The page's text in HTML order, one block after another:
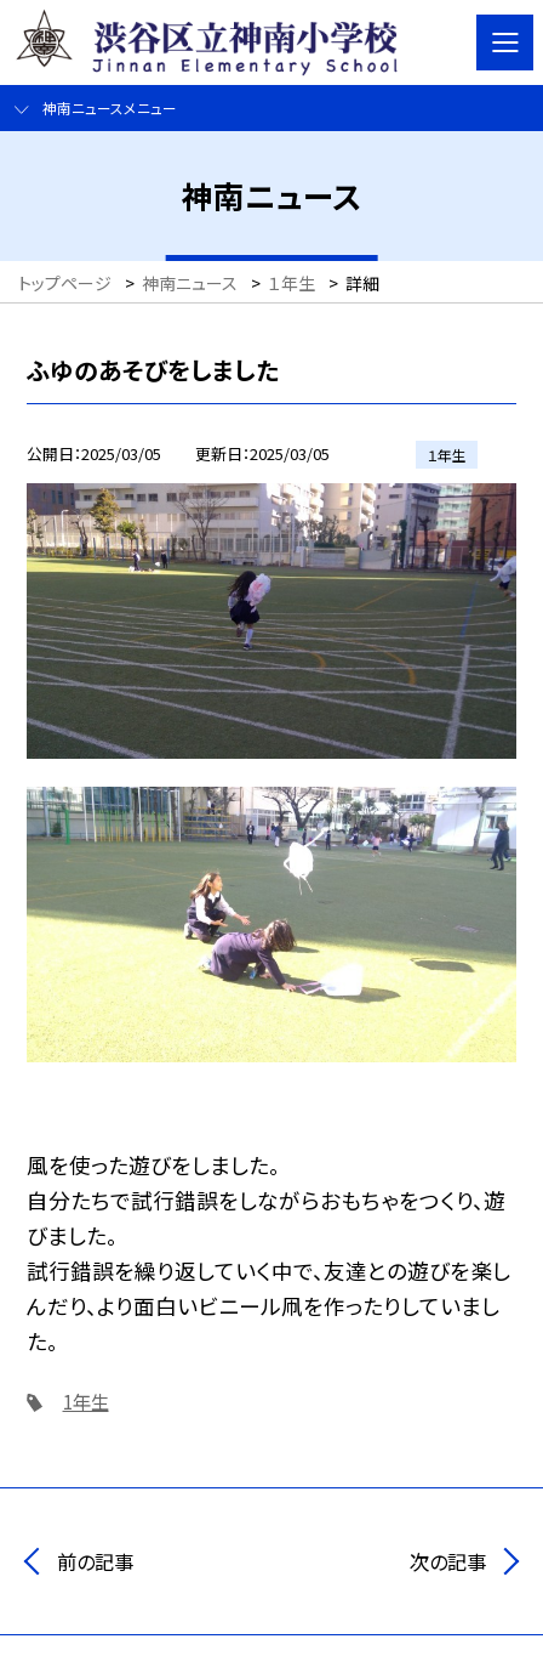
神南ニュースメニュー
神南ニュース
トップページ > 神南ニュース > １年生 > 詳細
ふゆのあそびをしました
公開日 2025/03/05 更新日 2025/03/05 １年生
風を使った遊びをしました。
自分たちで試行錯誤をしながらおもちゃをつくり、遊
びました。
試行錯誤を繰り返していく中で、友達との遊びを楽し
んだり、より面白いビニール凧を作ったりしていまし
た。
1年生
前の記事 次の記事